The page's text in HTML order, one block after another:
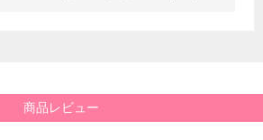
商品レビュー